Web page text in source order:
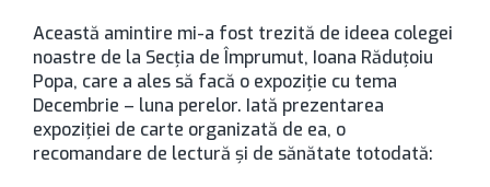
Această amintire mi-a fost trezită de ideea colegei
noastre de la Secția de Împrumut, Ioana Răduțoiu
Popa, care a ales să facă o expoziție cu tema
Decembrie – luna perelor. Iată prezentarea
expoziției de carte organizată de ea, o
recomandare de lectură și de sănătate totodată: